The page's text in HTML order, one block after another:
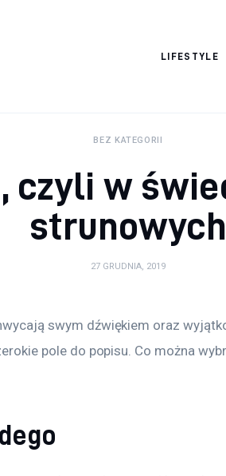
LIFESTYLE
BEZ KATEGORII
czyli w
strunowych
27 GRUDNIA, 2019
swym dźwiękiem oraz
pole do popisu. Co można